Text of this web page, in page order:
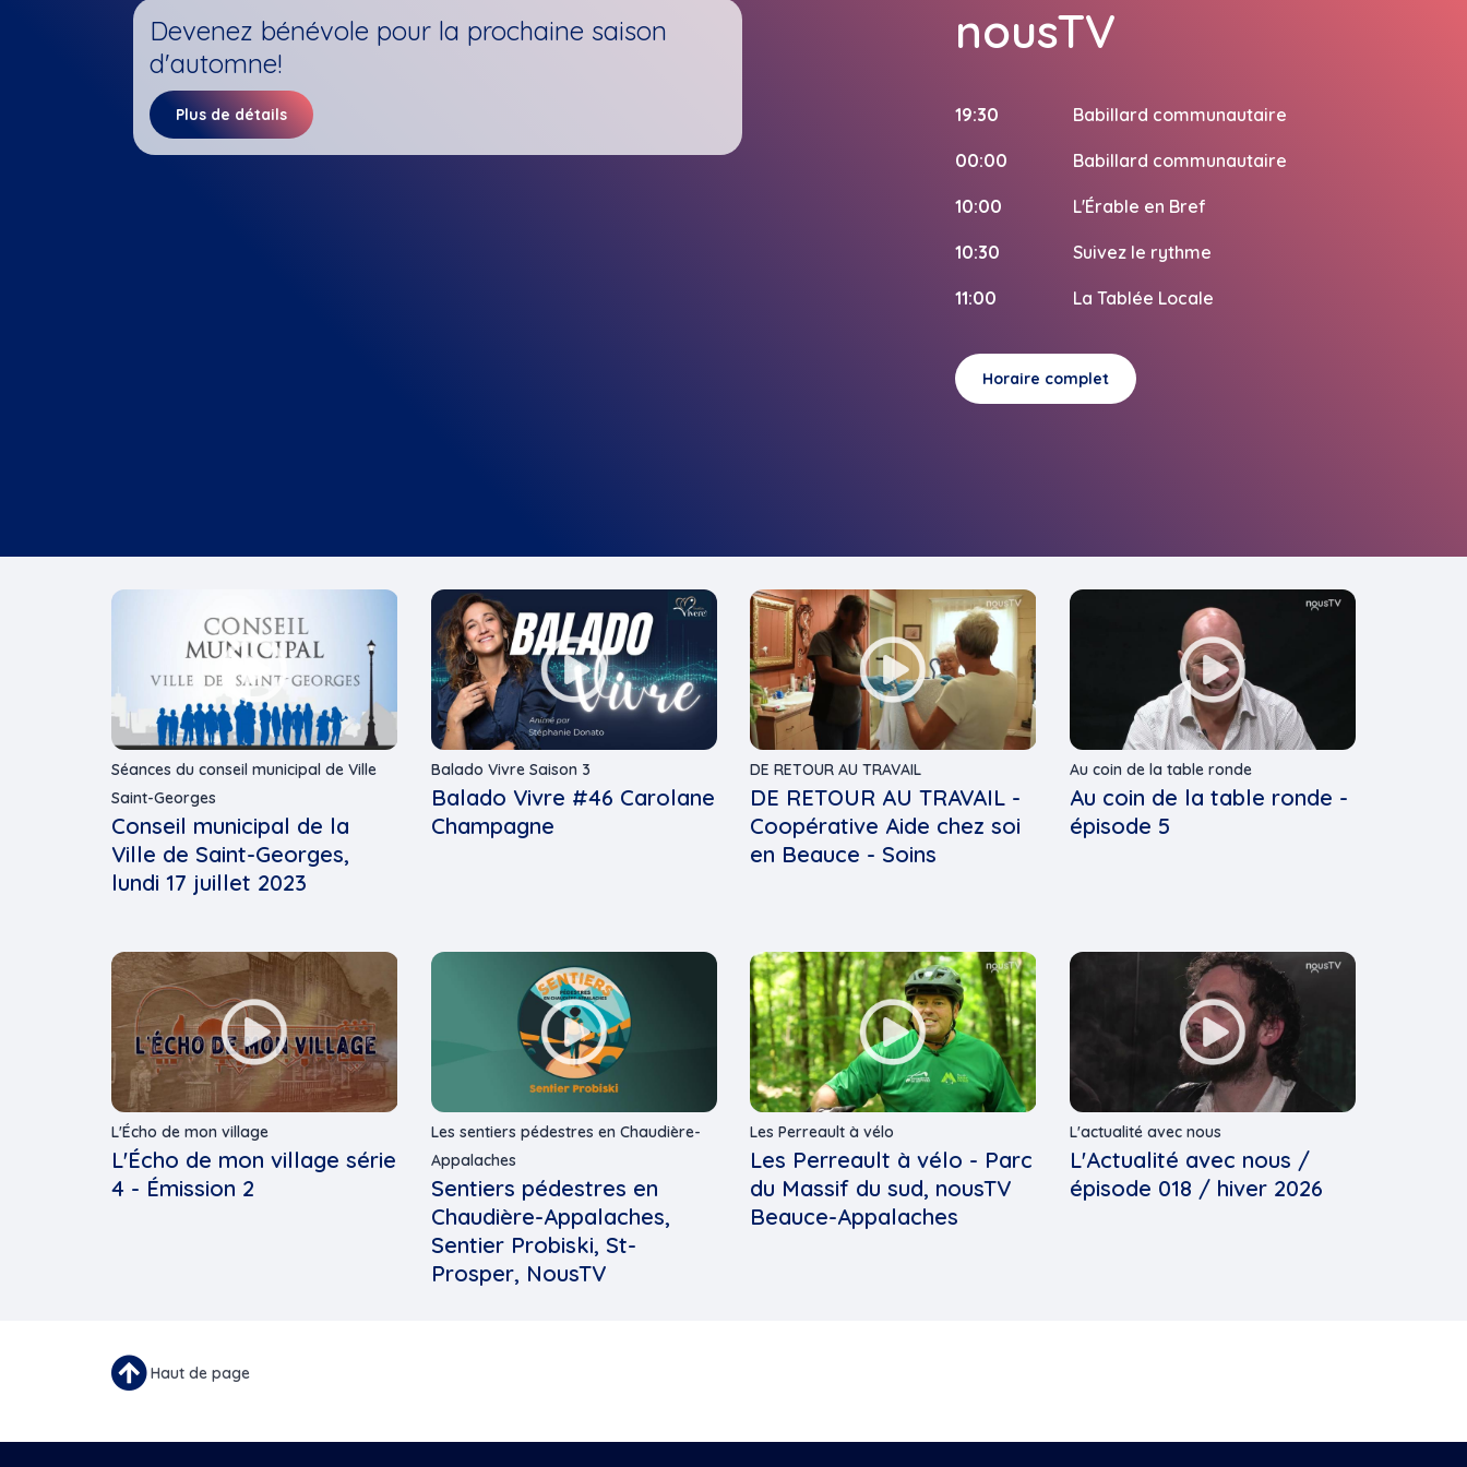
Devenez bénévole pour la prochaine saison
d'automne!
Plus de détails
nousTV
19:30 Babillard communautaire
00:00 Babillard communautaire
10:00 L'Érable en Bref
10:30 Suivez le rythme
11:00 La Tablée Locale
Horaire complet
Séances du conseil municipal de Ville
Saint-Georges
Conseil municipal de la
Ville de Saint-Georges,
lundi 17 juillet 2023
Balado Vivre Saison 3
Balado Vivre #46 Carolane
Champagne
DE RETOUR AU TRAVAIL
DE RETOUR AU TRAVAIL -
Coopérative Aide chez soi
en Beauce - Soins
Au coin de la table ronde
Au coin de la table ronde -
épisode 5
L'Écho de mon village
L'Écho de mon village série
4 - Émission 2
Les sentiers pédestres en Chaudière-
Appalaches
Sentiers pédestres en
Chaudière-Appalaches,
Sentier Probiski, St-
Prosper, NousTV
Les Perreault à vélo
Les Perreault à vélo - Parc
du Massif du sud, nousTV
Beauce-Appalaches
L'actualité avec nous
L'Actualité avec nous /
épisode 018 / hiver 2026
Haut de page